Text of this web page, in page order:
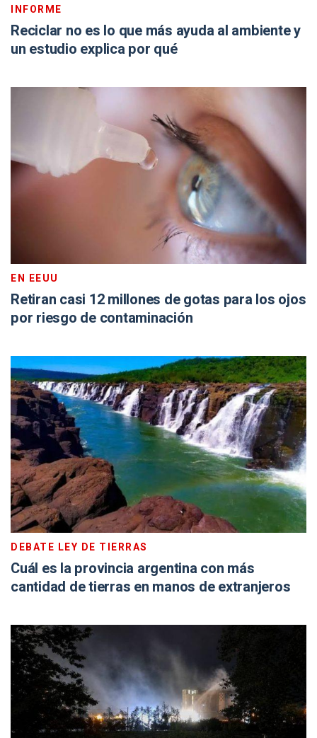
INFORME
Reciclar no es lo que más ayuda al ambiente y
un estudio explica por qué
EN EEUU
Retiran casi 12 millones de gotas para los ojos
por riesgo de contaminación
DEBATE LEY DE TIERRAS
Cuál es la provincia argentina con más
cantidad de tierras en manos de extranjeros